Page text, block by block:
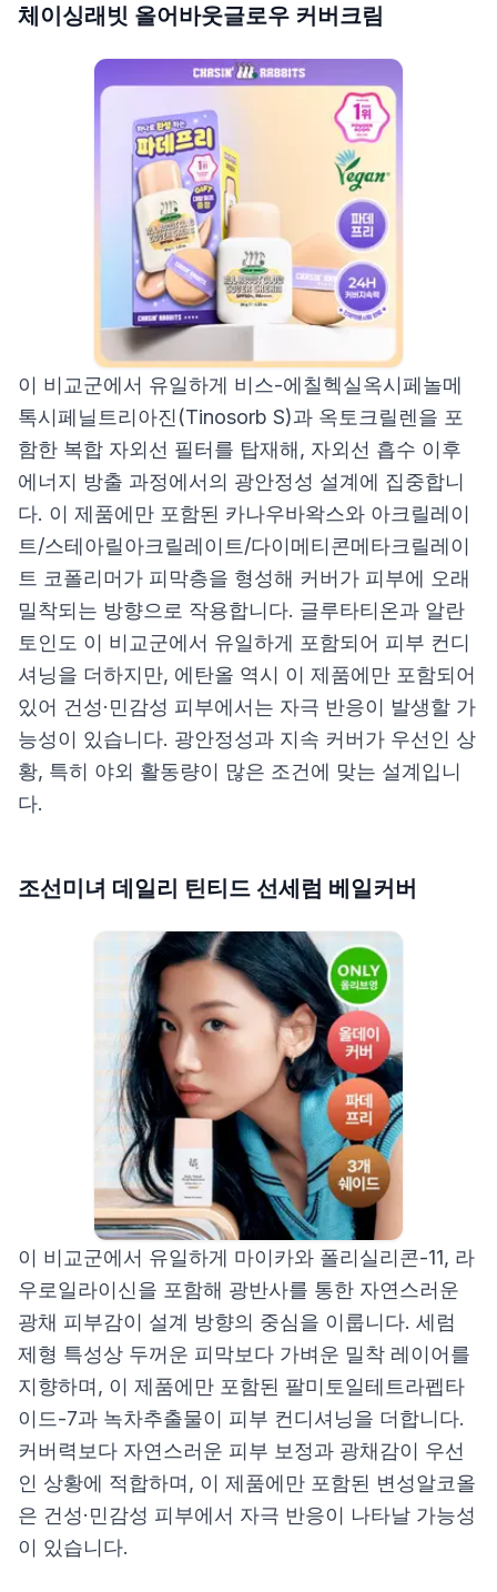
체이싱래빗 올어바웃글로우 커버크림
이 비교군에서 유일하게 비스-에칠헥실옥시페놀메
톡시페닐트리아진(Tinosorb S)과 옥토크릴렌을 포
함한 복합 자외선 필터를 탑재해, 자외선 흡수 이후
에너지 방출 과정에서의 광안정성 설계에 집중합니
다. 이 제품에만 포함된 카나우바왁스와 아크릴레이
트/스테아릴아크릴레이트/다이메티콘메타크릴레이
트 코폴리머가 피막층을 형성해 커버가 피부에 오래
밀착되는 방향으로 작용합니다. 글루타티온과 알란
토인도 이 비교군에서 유일하게 포함되어 피부 컨디
셔닝을 더하지만, 에탄올 역시 이 제품에만 포함되어
있어 건성·민감성 피부에서는 자극 반응이 발생할 가
능성이 있습니다. 광안정성과 지속 커버가 우선인 상
황, 특히 야외 활동량이 많은 조건에 맞는 설계입니
다.
조선미녀 데일리 틴티드 선세럼 베일커버
이 비교군에서 유일하게 마이카와 폴리실리콘-11, 라
우로일라이신을 포함해 광반사를 통한 자연스러운
광채 피부감이 설계 방향의 중심을 이룹니다. 세럼
제형 특성상 두꺼운 피막보다 가벼운 밀착 레이어를
지향하며, 이 제품에만 포함된 팔미토일테트라펩타
이드-7과 녹차추출물이 피부 컨디셔닝을 더합니다.
커버력보다 자연스러운 피부 보정과 광채감이 우선
인 상황에 적합하며, 이 제품에만 포함된 변성알코올
은 건성·민감성 피부에서 자극 반응이 나타날 가능성
이 있습니다.